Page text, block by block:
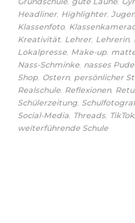
Headliner, Highlighter,
Klassenfoto,
Kreativität, Lehrer, Lehrerin,
Lokalpresse, Make-up,
Nass-Schminke, nasses
Shop, Ostern, persönlicher
Realschule, Reflexionen,
Schülerzeitung,
Social-Media, Threads, TikTok,
weiterführende Schule